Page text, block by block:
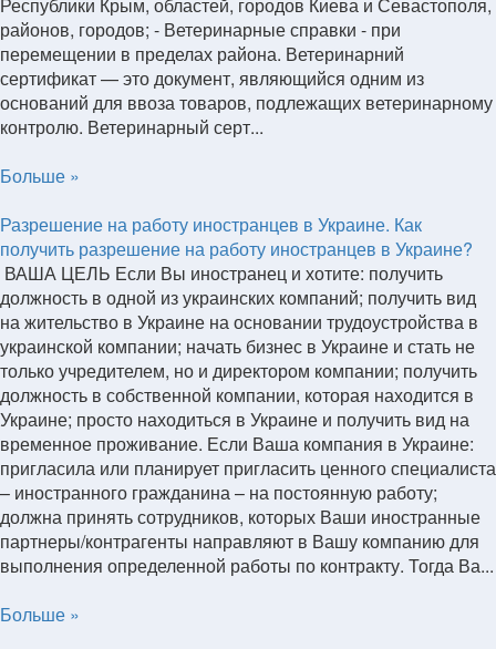
районов, городов; - Ветеринарные справки - при
перемещении в пределах района. Ветеринарний
сертификат — это документ, являющийся одним из
оснований для ввоза товаров, подлежащих ветеринарному
контролю. Ветеринарный серт...
Больше »
Разрешение на работу иностранцев в Украине. Как
получить разрешение на работу иностранцев в Украине?
ВАША ЦЕЛЬ Если Вы иностранец и хотите: получить
должность в одной из украинских компаний; получить вид
на жительство в Украине на основании трудоустройства в
украинской компании; начать бизнес в Украине и стать не
только учредителем, но и директором компании; получить
должность в собственной компании, которая находится в
Украине; просто находиться в Украине и получить вид на
временное проживание. Если Ваша компания в Украине:
пригласила или планирует пригласить ценного специалиста
– иностранного гражданина – на постоянную работу;
должна принять сотрудников, которых Ваши иностранные
партнеры/контрагенты направляют в Вашу компанию для
выполнения определенной работы по контракту. Тогда Ва...
Больше »